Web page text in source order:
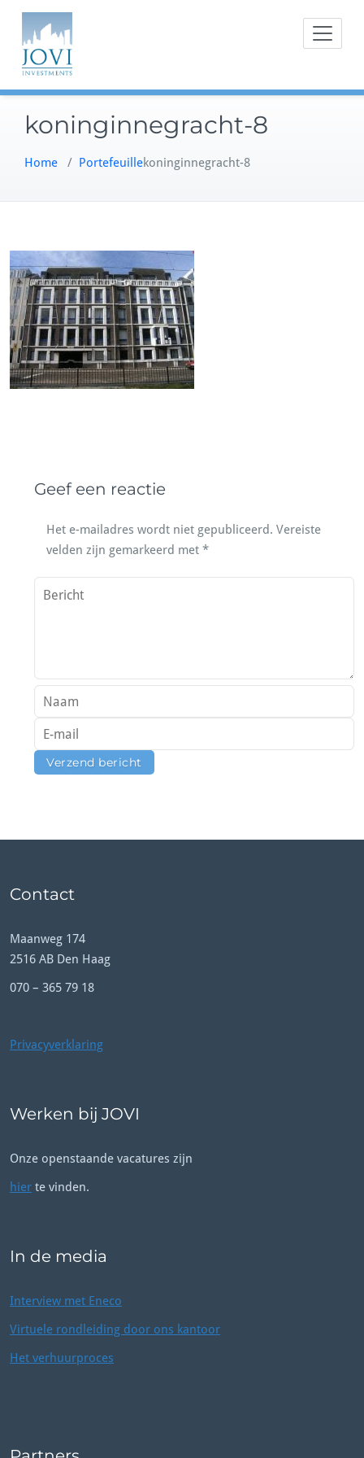
Doorgaan
inhoud
koninginnegracht-8
Home / Portefeuillekoninginnegracht-8
Geef een reactie
Het e-mailadres wordt niet gepubliceerd. Vereiste
velden zijn gemarkeerd met *
Contact
Maanweg 174
2516 AB Den Haag
070 – 365 79 18
Privacyverklaring
Werken bij JOVI
Onze openstaande vacatures zijn
hier te vinden.
In de media
Interview met Eneco
Virtuele rondleiding door ons kantoor
Het verhuurproces